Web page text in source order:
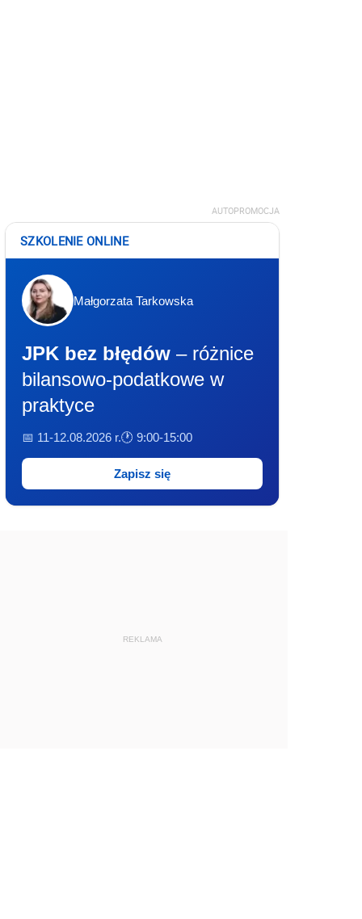
AUTOPROMOCJA
SZKOLENIE ONLINE
Małgorzata Tarkowska
JPK bez błędów – różnice
bilansowo-podatkowe w
praktyce
📅 11-12.08.2026 r.🕐 9:00-15:00
Zapisz się
REKLAMA